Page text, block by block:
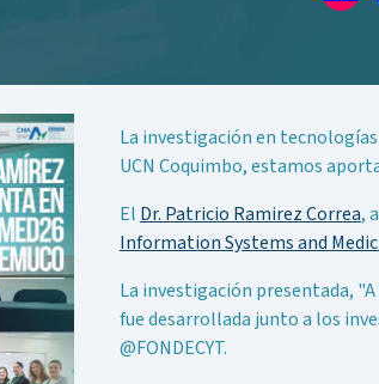
La investigación en tecnologías
UCN Coquimbo, estamos
El Dr. Patricio Ramirez Correa,
Information Systems and
La investigación presentada,
fue desarrollada junto a los
@FONDECYT.